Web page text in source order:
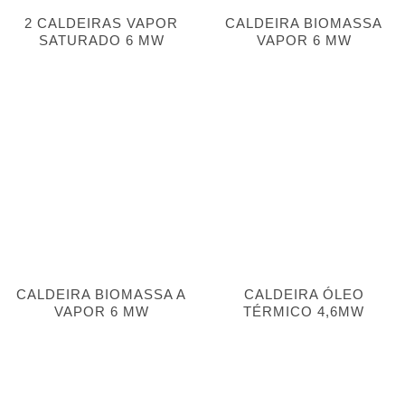
2 CALDEIRAS VAPOR
SATURADO 6 MW
CALDEIRA BIOMASSA
VAPOR 6 MW
CALDEIRA BIOMASSA A
VAPOR 6 MW
CALDEIRA ÓLEO
TÉRMICO 4,6MW